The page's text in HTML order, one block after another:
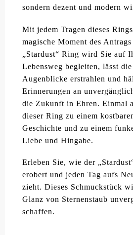
sondern dezent und modern
Mit jedem Tragen dieses
magische Moment des
„Stardust“ Ring wird Sie auf
Lebensweg begleiten, lässt die
Augenblicke erstrahlen und
Erinnerungen an
die Zukunft in Ehren. Einmal
dieser Ring zu einem
Geschichte und zu einem
Liebe und Hingabe.
Erleben Sie, wie der
erobert und jeden Tag aufs
zieht. Dieses Schmuckstück
Glanz von Sternenstaub
schaffen.